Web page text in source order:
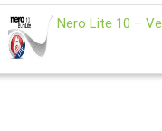
Nero Lite 10 –